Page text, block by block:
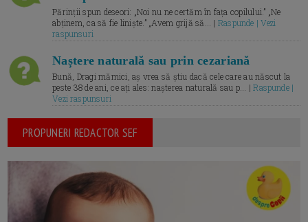
Părinții spun deseori: „Noi nu ne certăm în fața copilului.” „Ne
abținem, ca să fie liniște.” „Avem grijă să... | Raspunde | Vezi
raspunsuri
Naștere naturală sau prin cezariană
Bună, Dragi mămici, aș vrea să știu dacă cele care au născut la
peste 38 de ani, ce ați ales: nașterea naturală sau p... |Raspunde |
Vezi raspunsuri
PROPUNERI REDACTOR SEF